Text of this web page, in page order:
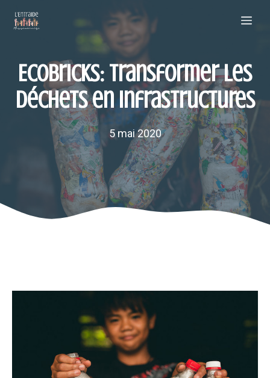
Ecobricks: transformer les
déchets en infrastructures
5 mai 2020